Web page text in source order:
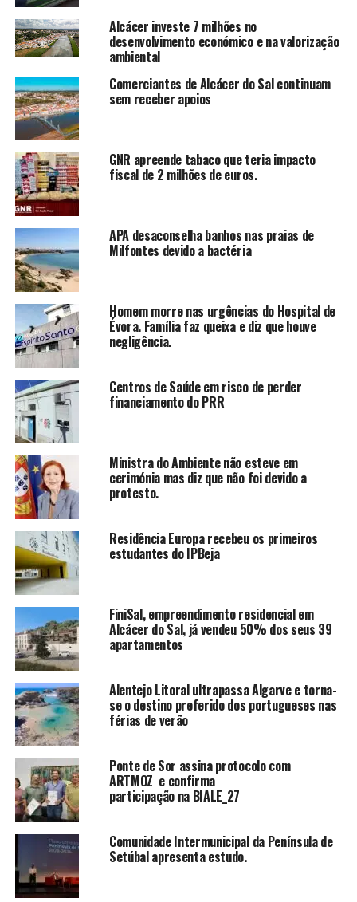
Alcácer investe 7 milhões no
desenvolvimento económico e na valorização
ambiental
Comerciantes de Alcácer do Sal continuam
sem receber apoios
GNR apreende tabaco que teria impacto
fiscal de 2 milhões de euros.
APA desaconselha banhos nas praias de
Milfontes devido a bactéria
Homem morre nas urgências do Hospital de
Évora. Família faz queixa e diz que houve
negligência.
Centros de Saúde em risco de perder
financiamento do PRR
Ministra do Ambiente não esteve em
cerimónia mas diz que não foi devido a
protesto.
Residência Europa recebeu os primeiros
estudantes do IPBeja
FiniSal, empreendimento residencial em
Alcácer do Sal, já vendeu 50% dos seus 39
apartamentos
Alentejo Litoral ultrapassa Algarve e torna-
se o destino preferido dos portugueses nas
férias de verão
Ponte de Sor assina protocolo com
ARTMOZ e confirma
participação na BIALE_27
Comunidade Intermunicipal da Península de
Setúbal apresenta estudo.